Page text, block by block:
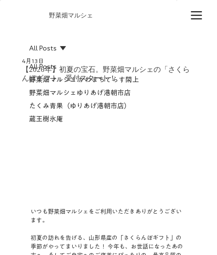
野菜畑マルシェ
All Posts
野菜畑マルシェ かわまちてらす閖上
野菜畑マルシェゆりあげ港朝市店
たくみ青果（ゆりあげ港朝市店）
蔵王樹氷庵
All Posts
【2026年】初夏の宝石。野菜畑マルシェの「さくら
んぼギフト」受付スタート！
4月13日
いつも野菜畑マルシェをご利用いただきありがとうござい
ます。
初夏の訪れを告げる、山形県産の「さくらんぼギフト」の
季節がやってまいりました！ 今年も、お世話になったあの